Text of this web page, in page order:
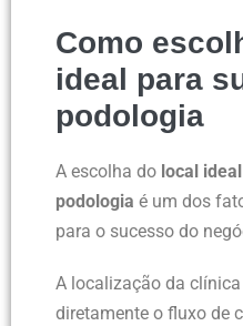
Como
ideal para
podologia
A escolha do local
podologia é um dos
para o sucesso do
A localização da
diretamente o fluxo de